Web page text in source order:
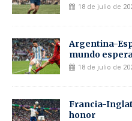
18 de julio de
Argentina-
mundo
18 de julio de
Francia-
honor